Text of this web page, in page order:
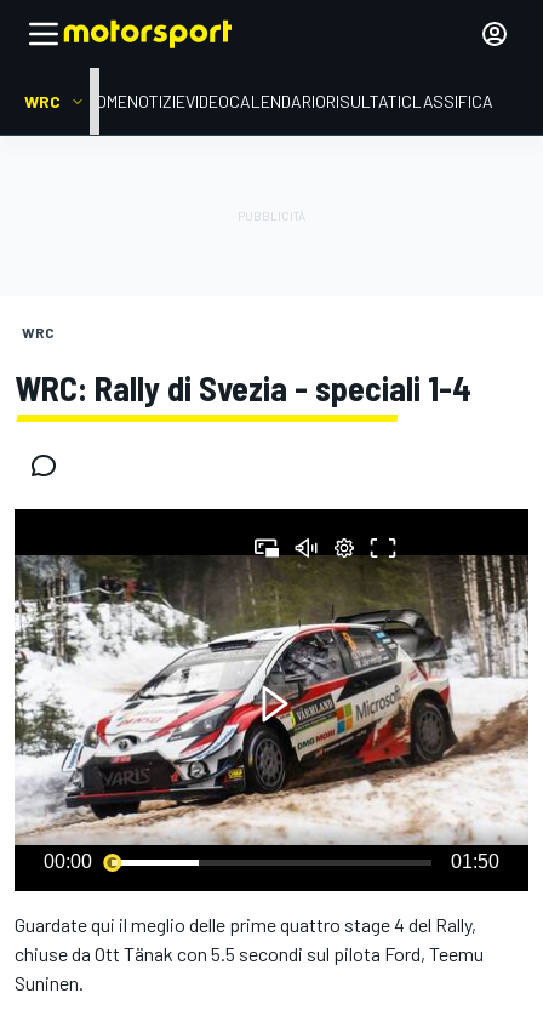
WRC HOMENOTIZIEVIDEOCALENDARIORISULTATICLASSIFICA
WRC
WRC: Rally di Svezia - speciali 1-4
00:00 01:50
Guardate qui il meglio delle prime quattro stage 4 del Rally,
chiuse da Ott Tänak con 5.5 secondi sul pilota Ford, Teemu
Suninen.